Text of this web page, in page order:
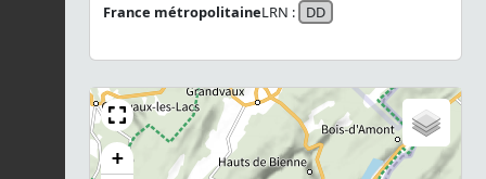
France métropolitaineLRN : DD
+